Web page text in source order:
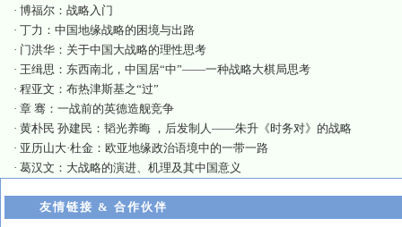
· 博福尔：战略入门
· 丁力：中国地缘战略的困境与出路
· 门洪华：关于中国大战略的理性思考
· 王缉思：东西南北，中国居“中”——一种战略大棋局思考
· 程亚文：布热津斯基之“过”
· 章 骞：一战前的英德造舰竞争
· 黄朴民 孙建民：韬光养晦 ，后发制人——朱升《时务对》的战略
· 亚历山大·杜金：欧亚地缘政治语境中的一带一路
· 葛汉文：大战略的演进、机理及其中国意义
友情链接 & 合作伙伴